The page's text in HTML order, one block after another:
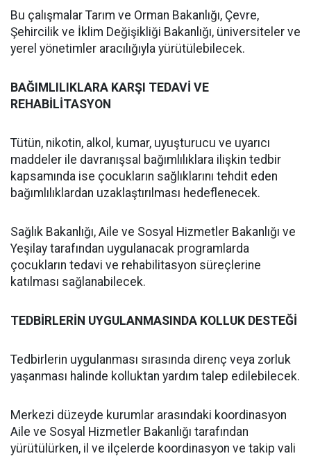
Bu çalışmalar Tarım ve Orman Bakanlığı, Çevre,
Şehircilik ve İklim Değişikliği Bakanlığı, üniversiteler ve
yerel yönetimler aracılığıyla yürütülebilecek.
BAĞIMLILIKLARA KARŞI TEDAVİ VE
REHABİLİTASYON
Tütün, nikotin, alkol, kumar, uyuşturucu ve uyarıcı
maddeler ile davranışsal bağımlılıklara ilişkin tedbir
kapsamında ise çocukların sağlıklarını tehdit eden
bağımlılıklardan uzaklaştırılması hedeflenecek.
Sağlık Bakanlığı, Aile ve Sosyal Hizmetler Bakanlığı ve
Yeşilay tarafından uygulanacak programlarda
çocukların tedavi ve rehabilitasyon süreçlerine
katılması sağlanabilecek.
TEDBİRLERİN UYGULANMASINDA KOLLUK DESTEĞİ
Tedbirlerin uygulanması sırasında direnç veya zorluk
yaşanması halinde kolluktan yardım talep edilebilecek.
Merkezi düzeyde kurumlar arasındaki koordinasyon
Aile ve Sosyal Hizmetler Bakanlığı tarafından
yürütülürken, il ve ilçelerde koordinasyon ve takip vali